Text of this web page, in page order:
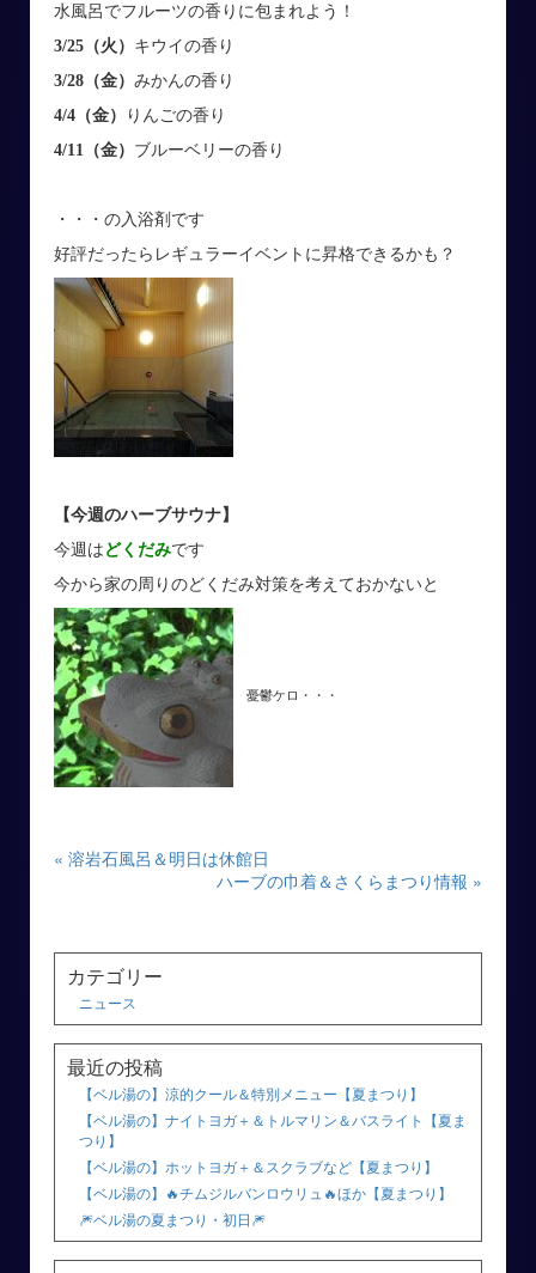
水風呂でフルーツの香りに包まれよう！
3/25（火） キウイの香り
3/28（金） みかんの香り
4/4（金）
りんごの香り
4/11（金） ブルーベリーの香り
・・・の入浴剤です
好評だったらレギュラーイベントに昇格できるかも？
【今週のハーブサウナ】
今週は どくだみです
今から家の周りのどくだみ対策を考えておかないと
憂鬱ケロ・・・
« 溶岩石風呂＆明日は休館日
ハーブの巾着＆さくらまつり情報 »
カテゴリー
ニュース
最近の投稿
【ベル湯の】涼的クール＆特別メニュー【夏まつり】
【ベル湯の】ナイトヨガ＋＆トルマリン＆バスライト【夏ま
つり】
【ベル湯の】ホットヨガ＋＆スクラブなど【夏まつり】
【ベル湯の】🔥チムジルバンロウリュ🔥ほか【夏まつり】
🎆ベル湯の夏まつり・初日🎆